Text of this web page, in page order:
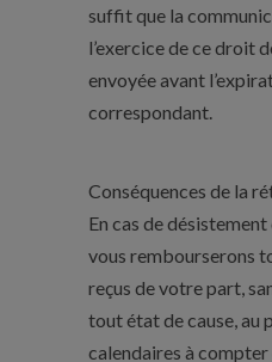
suffit que la
l’exercice de ce droit
envoyée avant
correspondant.
Conséquences de la
En cas de
vous rembourserons
reçus de votre part,
tout état de cause, au
calendaires à